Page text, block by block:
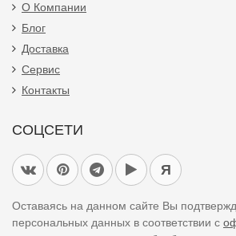
О Компании
Блог
Доставка
Сервис
Контакты
СОЦСЕТИ
Я
Оставаясь на данном сайте Вы
персональных данных в соответствии с